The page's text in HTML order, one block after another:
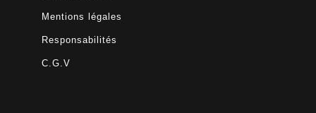
Mentions légales
Responsabilités
C.G.V